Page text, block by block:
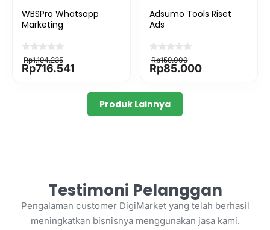
WBSPro Whatsapp
Marketing
Rp1.194.235
Rp716.541
Adsumo Tools Riset
Ads
Rp159.000
Rp85.000
Produk Lainnya
Testimoni Pelanggan
Pengalaman customer DigiMarket yang telah berhasil
meningkatkan bisnisnya menggunakan jasa kami.